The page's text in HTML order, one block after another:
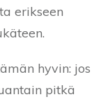
erikseen
hyvin: jos
pitkä